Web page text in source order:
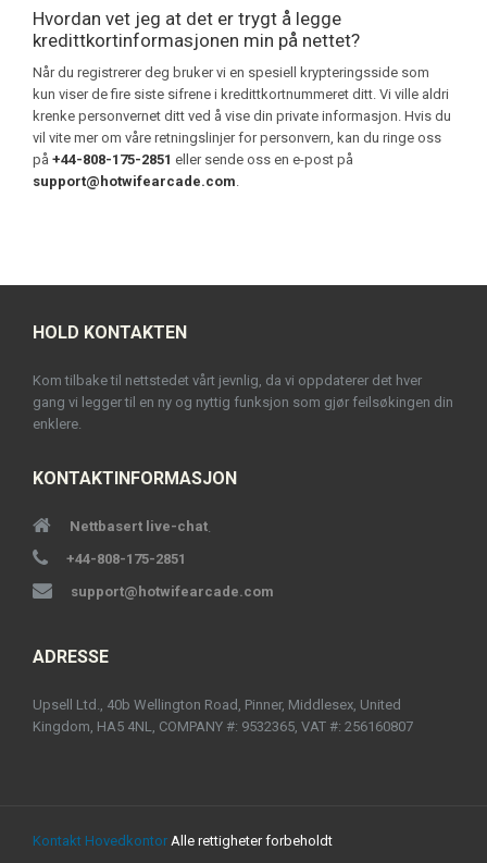
Hvordan vet jeg at det er trygt å legge
kredittkortinformasjonen min på nettet?
Når du registrerer deg bruker vi en spesiell krypteringsside som
kun viser de fire siste sifrene i kredittkortnummeret ditt. Vi ville aldri
krenke personvernet ditt ved å vise din private informasjon. Hvis du
vil vite mer om våre retningslinjer for personvern, kan du ringe oss
på +44-808-175-2851 eller sende oss en e-post på
support@hotwifearcade.com
HOLD KONTAKTEN
Kom tilbake til nettstedet vårt jevnlig, da vi oppdaterer det hver
gang vi legger til en ny og nyttig funksjon som gjør feilsøkingen din
enklere.
KONTAKTINFORMASJON
Nettbasert live-chat
+44-808-175-2851
support@hotwifearcade.com
ADRESSE
Upsell Ltd., 40b Wellington Road, Pinner, Middlesex, United
Kingdom, HA5 4NL, COMPANY #: 9532365, VAT #: 256160807
Kontakt Hovedkontor Alle rettigheter forbeholdt